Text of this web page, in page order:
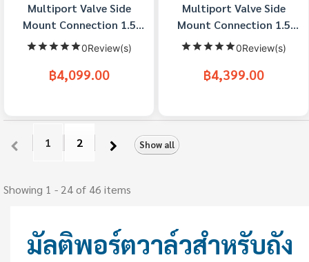
Multiport Valve Side
Mount Connection 1.5
inch Waterco0Review(s)
฿4,099.00
Multiport Valve Side
Mount Connection 1.5
inch Waterco (มีชุดท่อ)
0Review(s)
฿4,399.00
Show all
1 2
Showing 1 - 24 of 46 items
มัลติพอร์ตวาล์วสำหรับถัง